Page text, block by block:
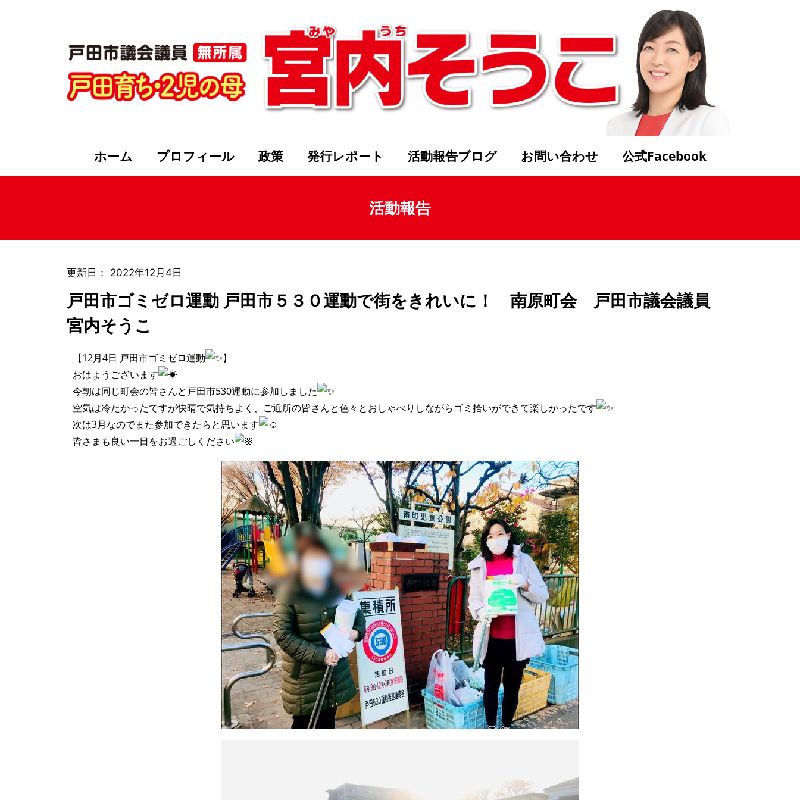
ホーム プロフィール 政策 発行レポート 活動報告ブログ お問い合わせ 公式Facebook
活動報告
更新日： 2022年12月4日
戸田市ゴミゼロ運動 戸田市５３０運動で街をきれいに！ 南原町会 戸田市議会議員
宮内そうこ
【12月4日 戸田市ゴミゼロ運動
】
おはようございます
今朝は同じ町会の皆さんと戸田市530運動に参加しました
空気は冷たかったですが快晴で気持ちよく、ご近所の皆さんと色々とおしゃべりしながらゴミ拾いができて楽しかったです
次は3月なのでまた参加できたらと思います
皆さまも良い一日をお過ごしください